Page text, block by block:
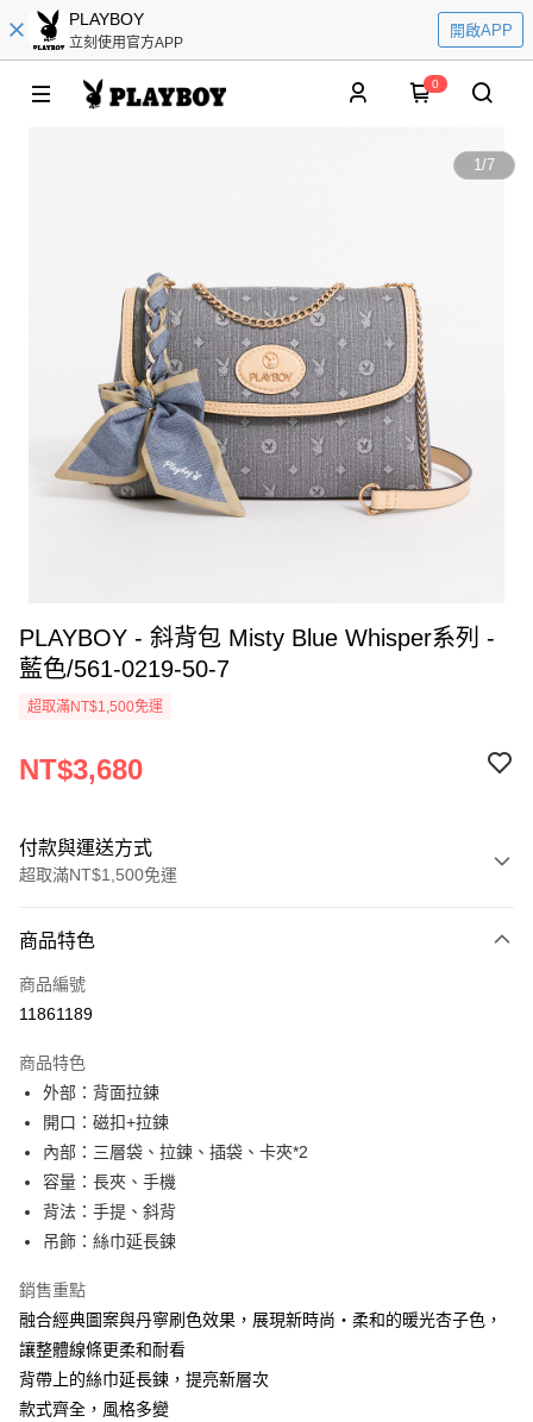
PLAYBOY
立刻使用官方APP
開啟APP
0
1/7
PLAYBOY - 斜背包 Misty Blue Whisper系列 -
藍色/561-0219-50-7
超取滿NT$1,500免運
NT$3,680
付款與運送方式
超取滿NT$1,500免運
信用卡一次付款
超商取貨付款
Apple Pay
街口支付
悠遊付
大哥付你分期
相關說明
1.本服務由台灣大哥大提供，台灣大哥大用戶可立即使用無須另外申請。
2.付款方式選擇「大哥付你分期」，訂單成立後會自動跳轉到大哥付的交易
流程，驗證手機門號後，選擇欲分期的期數、繳款截止日，確認付款後即完
成交易。
3.實際核准額度、可分期數及費用金額請依後續交易確認頁面所載為準。
4.訂單成立30分鐘內，如未前往確認交易或遇審核未通過，訂單將自動取
AFTEE先享後付
相關說明
【關於「AFTEE先享後付」】
AFTEE先享後付是「在收到商品之後才付款」的支付方式。 讓您購物簡單
便利好安心！
１．簡單：不需註冊會員、不需綁卡、不需儲值。
商品特色
商品編號
11861189
商品特色
外部：背面拉鍊
開口：磁扣+拉鍊
內部：三層袋、拉鍊、插袋、卡夾*2
容量：長夾、手機
背法：手提、斜背
吊飾：絲巾延長鍊
銷售重點
融合經典圖案與丹寧刷色效果，展現新時尚‧柔和的暖光杏子色，
讓整體線條更柔和耐看
背帶上的絲巾延長鍊，提亮新層次
款式齊全，風格多變